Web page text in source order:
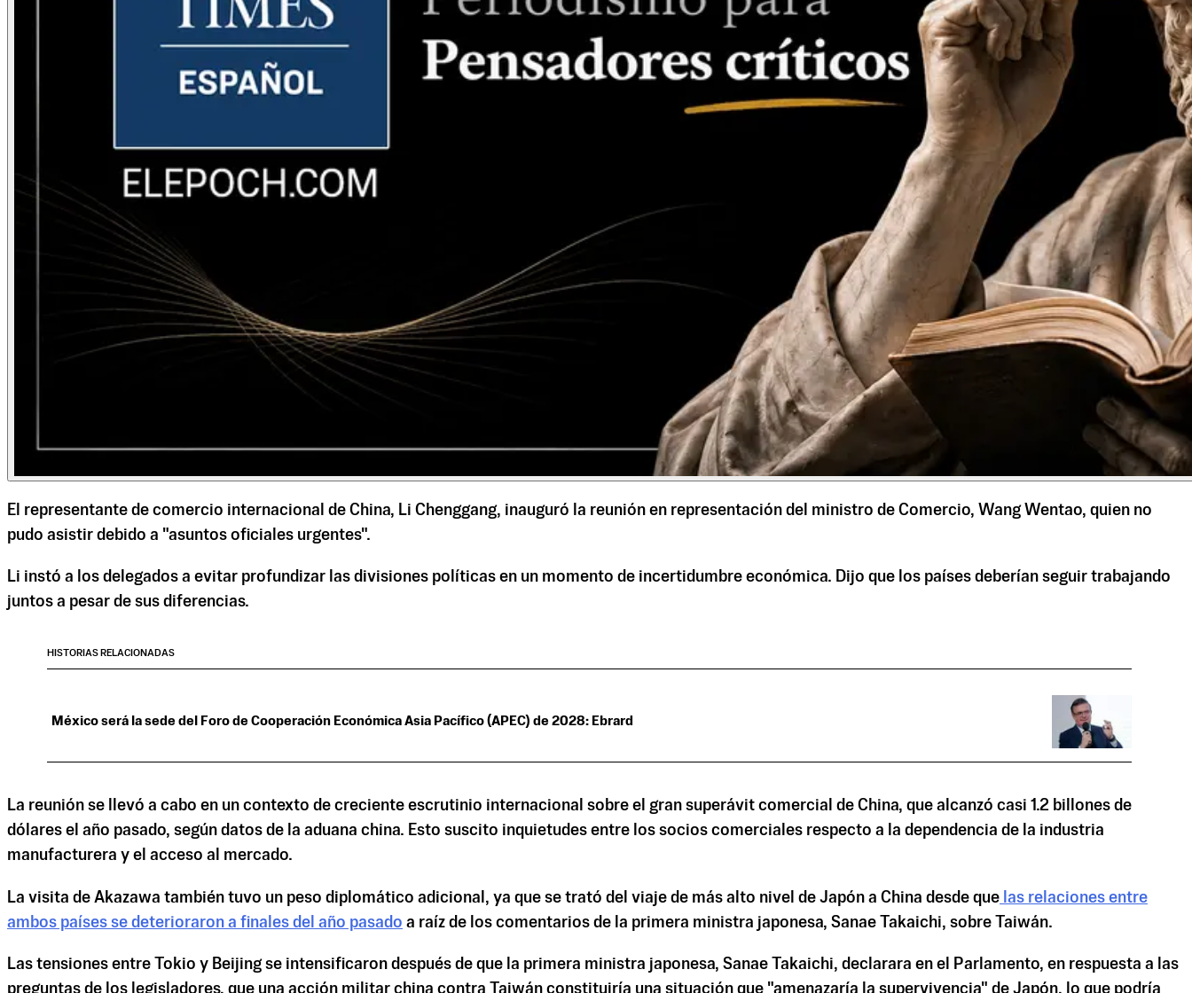
El representante de comercio internacional de China, Li Chenggang, inauguró la reunión en representación del ministro de Comercio, Wang Wentao, quien no
pudo asistir debido a "asuntos oficiales urgentes".
Li instó a los delegados a evitar profundizar las divisiones políticas en un momento de incertidumbre económica. Dijo que los países deberían seguir trabajando
juntos a pesar de sus diferencias.
HISTORIAS RELACIONADAS
México será la sede del Foro de Cooperación Económica Asia Pacífico (APEC) de 2028: Ebrard
La reunión se llevó a cabo en un contexto de creciente escrutinio internacional sobre el gran superávit comercial de China, que alcanzó casi 1.2 billones de
dólares el año pasado, según datos de la aduana china. Esto suscito inquietudes entre los socios comerciales respecto a la dependencia de la industria
manufacturera y el acceso al mercado.
La visita de Akazawa también tuvo un peso diplomático adicional, ya que se trató del viaje de más alto nivel de Japón a China desde que las relaciones entre
ambos países se deterioraron a finales del año pasado a raíz de los comentarios de la primera ministra japonesa, Sanae Takaichi, sobre Taiwán.
Las tensiones entre Tokio y Beijing se intensificaron después de que la primera ministra japonesa, Sanae Takaichi, declarara en el Parlamento, en respuesta a las
preguntas de los legisladores, que una acción militar china contra Taiwán constituiría una situación que "amenazaría la supervivencia" de Japón, lo que podría